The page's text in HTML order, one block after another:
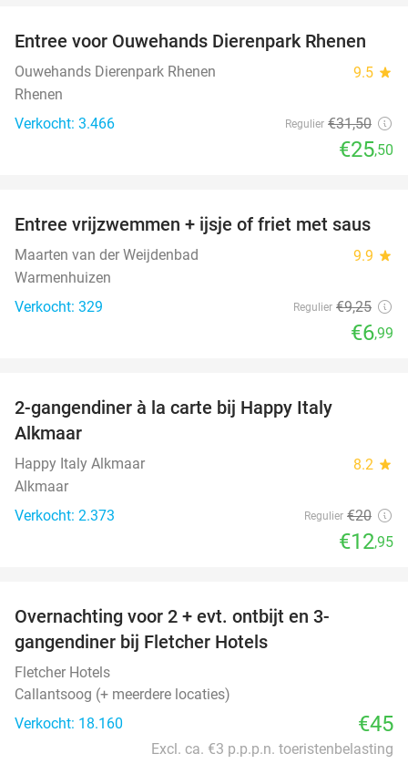
19%
Entree voor Ouwehands Dierenpark Rhenen
Ouwehands Dierenpark Rhenen 9.5 star
Rhenen
Verkocht: 3.466
Regulier €31,50
€25,50
24%
Entree vrijzwemmen + ijsje of friet met saus
Maarten van der Weijdenbad 9.9 star
Warmenhuizen
Verkocht: 329
Regulier €9,25
€6,99
2-gangendiner à la carte bij Happy Italy
Alkmaar
Happy Italy Alkmaar 8.2 star
Alkmaar
Verkocht: 2.373
Regulier €20
€12,95
Overnachting voor 2 + evt. ontbijt en 3-
gangendiner bij Fletcher Hotels
Fletcher Hotels
Callantsoog (+ meerdere locaties)
Verkocht: 18.160
€45
Excl. ca. €3 p.p.p.n. toeristenbelasting